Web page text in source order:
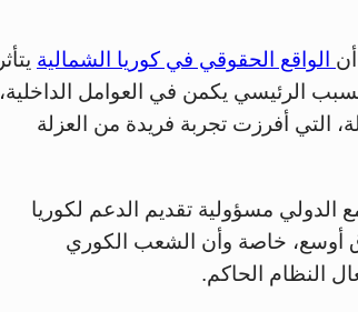
الواقع الحقوقي في كوريا الشمالية يتأثر
الرئيسي يكمن في العوامل الداخلية،
التي أفرزت تجربة فريدة من العزلة
الدولي مسؤولية تقديم الدعم لكوريا
أوسع، خاصة وأن الشعب الكوري
النظام الحاكم.